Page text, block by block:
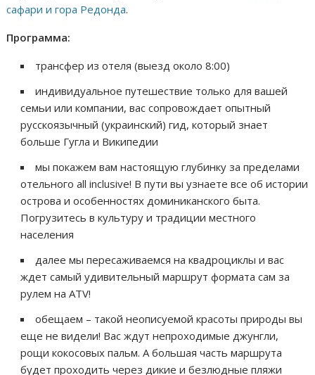
сафари и гора Редонда.
Программа:
трансфер из отеля (выезд около 8:00)
индивидуальное путешествие только для вашей
семьи или компании, вас сопровождает опытный
русскоязычный (украинский) гид, который знает
больше Гугла и Википедии
мы покажем вам настоящую глубинку за пределами
отельного all inclusive! В пути вы узнаете все об истории
острова и особенностях доминиканского быта.
Погрузитесь в культуру и традиции местного
населения
далее мы пересаживаемся на квадроциклы и вас
ждет самый удивительный маршрут формата сам за
рулем на ATV!
обещаем – такой неописуемой красоты природы вы
еще не видели! Вас ждут непроходимые джунгли,
рощи кокосовых пальм. А большая часть маршрута
будет проходить через дикие и безлюдные пляжи